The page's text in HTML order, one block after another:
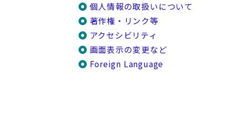
個人情報の取扱いについて
著作権・リンク等
アクセシビリティ
画面表示の変更など
Foreign Language